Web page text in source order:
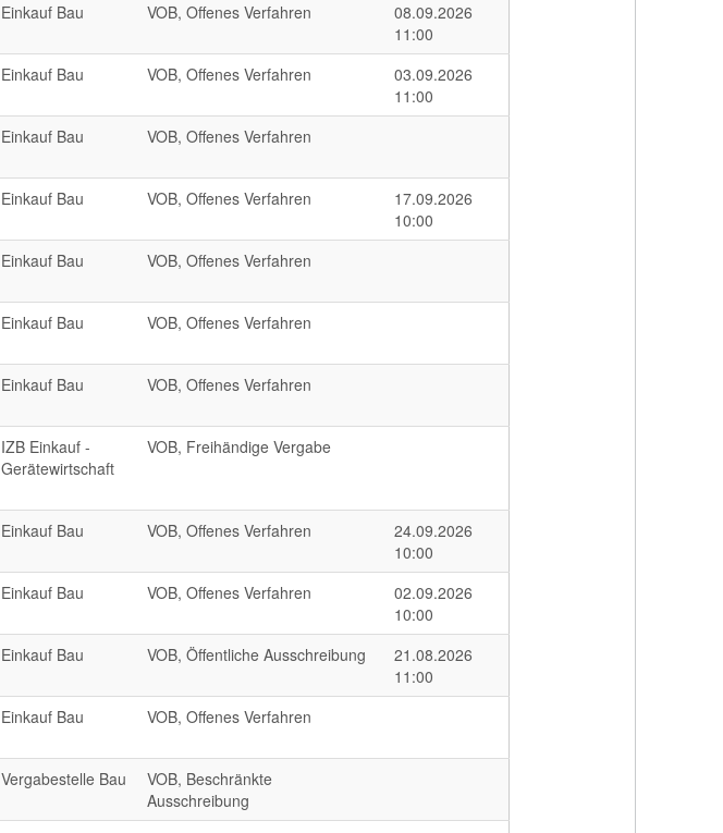
Einkauf Bau VOB, Offenes Verfahren
08.09.2026
11:00
Einkauf Bau VOB, Offenes Verfahren
03.09.2026
11:00
Einkauf Bau VOB, Offenes Verfahren
Einkauf Bau VOB, Offenes Verfahren
17.09.2026
10:00
Einkauf Bau VOB, Offenes Verfahren
Einkauf Bau VOB, Offenes Verfahren
Einkauf Bau VOB, Offenes Verfahren
IZB Einkauf -
Gerätewirtschaft
VOB, Freihändige Vergabe
Einkauf Bau VOB, Offenes Verfahren
24.09.2026
10:00
Einkauf Bau VOB, Offenes Verfahren
02.09.2026
10:00
Einkauf Bau VOB, Öffentliche Ausschreibung
21.08.2026
11:00
Einkauf Bau VOB, Offenes Verfahren
Vergabestelle Bau
VOB, Beschränkte
Ausschreibung